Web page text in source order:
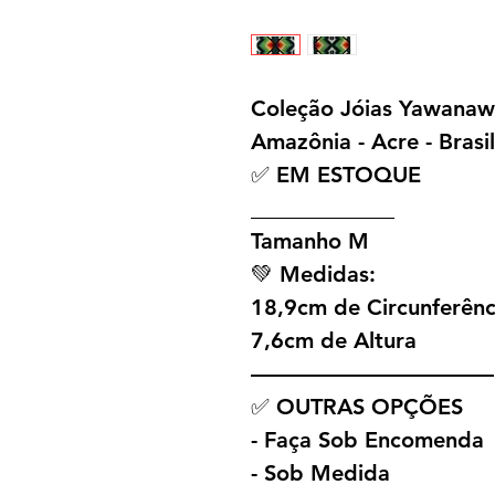
Coleção Jóias
Amazônia - Acre - Brasil
✅ EM ESTOQUE
Tamanho M
💚 Medidas:
18,9cm de
7,6cm de Altura
———————————
✅ OUTRAS OPÇÕES
- Faça Sob Encomenda
- Sob Medida